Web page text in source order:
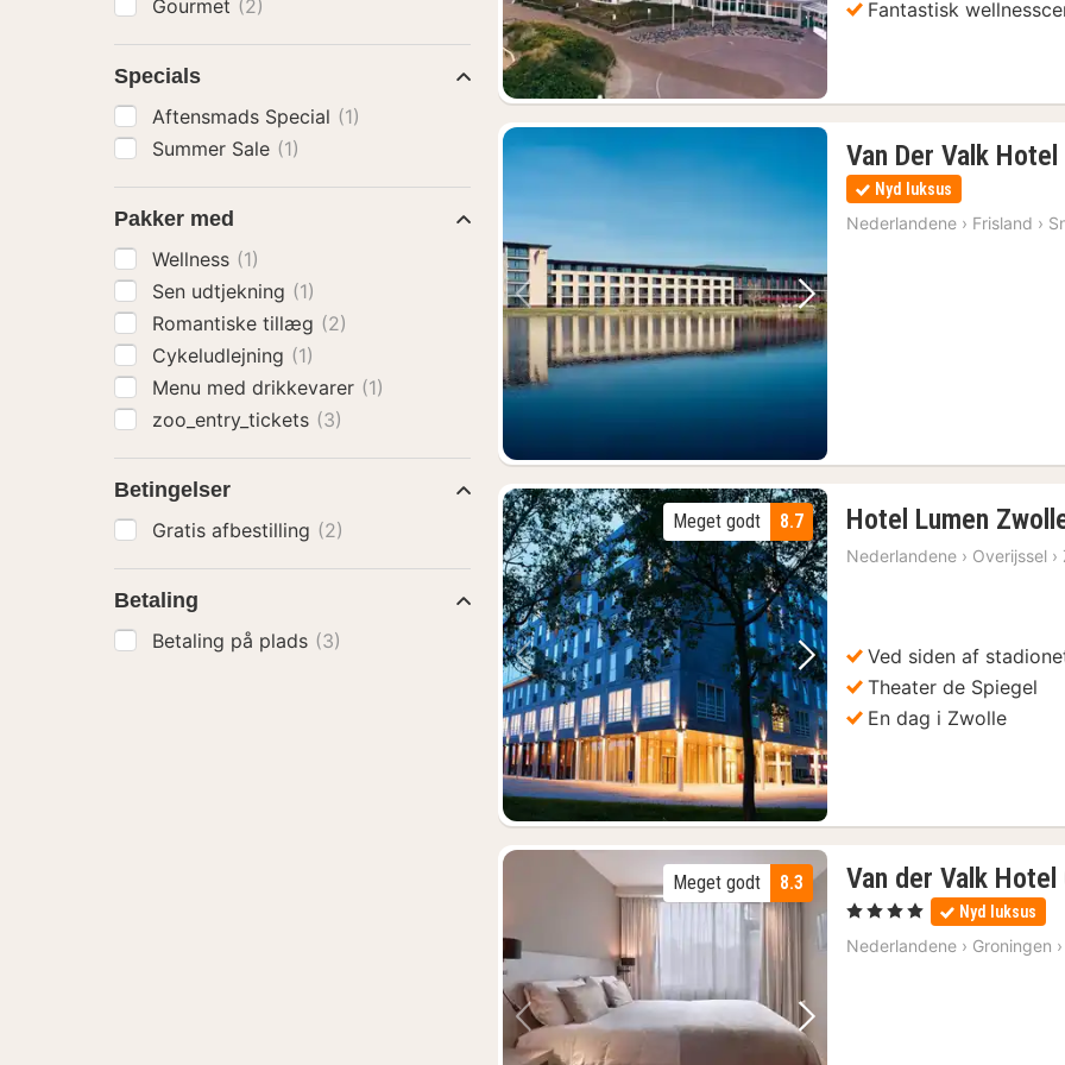
Fantastisk
Forrige billede Næste billede
Van Der Valk
Nyd luksus
Nederlandene › Frisland ›
Forrige billede Næste billede
8.7
Meget godt Hotel Lumen
Nederlandene › Overijssel ›
Ved siden af
Theater de Spiegel
En dag i Zwolle
Forrige billede Næste billede
8.3
Meget godt Van der Valk
, 4 Stjerner Nyd luksus
Nederlandene › Groningen ›
Gourmet (2)
Specials
Aftensmads Special (1)
Summer Sale (1)
Pakker med
Wellness (1)
Sen udtjekning (1)
Romantiske tillæg (2)
Cykeludlejning (1)
Menu med drikkevarer (1)
zoo_entry_tickets (3)
Betingelser
Gratis afbestilling (2)
Betaling
Betaling på plads (3)